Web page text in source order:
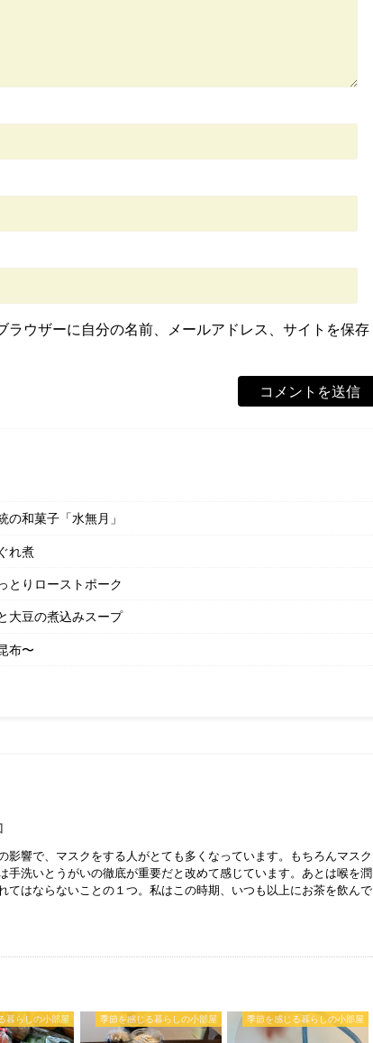
ラウザーに自分の名前、メールアドレス、サイトを保存
の和菓子「水無月」
れ煮
とりローストポーク
大豆の煮込みスープ
布〜
影響で、マスクをする人がとても多くなっています。もちろんマスク
手洗いとうがいの徹底が重要だと改めて感じています。あとは喉を潤
てはならないことの１つ。私はこの時期、いつも以上にお茶を飲んで
暮らしの小部屋 季節を感じる暮らしの小部屋 季節を感じる暮らしの小部屋